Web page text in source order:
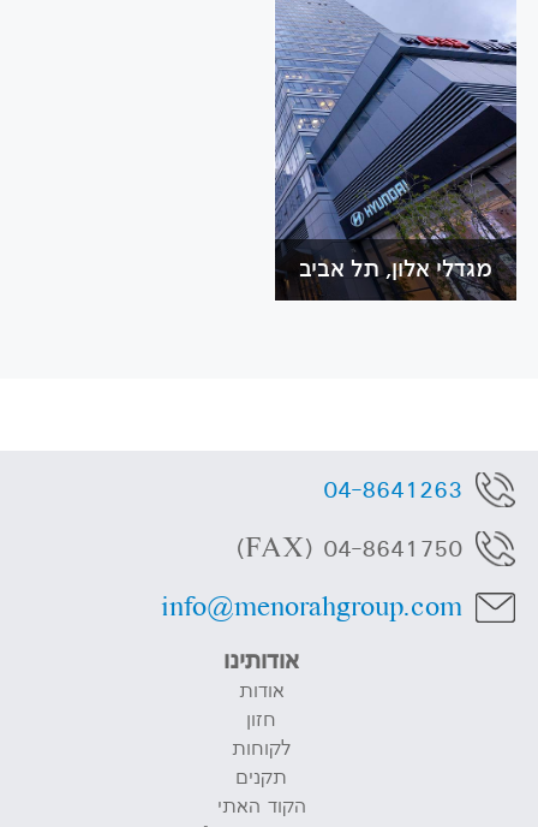
מגדלי אלון, תל אביב
04-8641263
04-8641750 (FAX)
info@menorahgroup.com
אודותינו
אודות
חזון
לקוחות
תקנים
הקוד האתי